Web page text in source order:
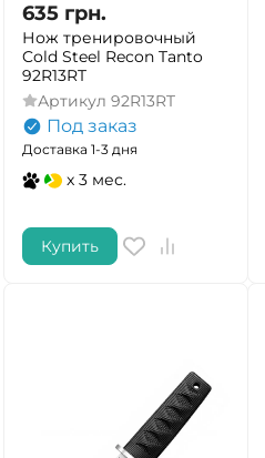
635 грн.
Нож тренировочный
Cold Steel Recon Tanto
92R13RT
Артикул 92R13RT
Под заказ
Доставка 1-3 дня
x 3 мес.
Купить